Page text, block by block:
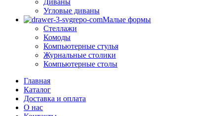
Диваны
Угловые диваны
Малые формы
Стеллажи
Комоды
Компьютерные стулья
Журнальные столики
Компьютерные столы
Главная
Каталог
Доставка и оплата
О нас